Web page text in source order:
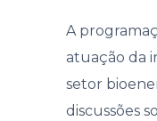
A
atuação da
setor
discussões